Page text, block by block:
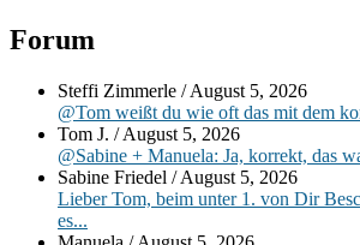
Primärer
Widgetbereich
Forum
Steffi Zimmerle /August 5, 2026
@Tom weißt du wie oft das mit dem
Tom J. /August 5, 2026
@Sabine + Manuela: Ja, korrekt, das
Sabine Friedel /August 5, 2026
Lieber Tom, beim unter 1. von Dir
es...